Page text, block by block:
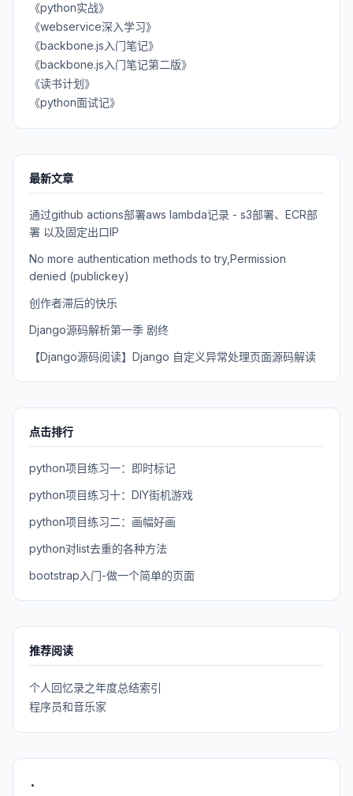
《python实战》
《webservice深入学习》
《backbone.js入门笔记》
《backbone.js入门笔记第二版》
《读书计划》
《python面试记》
最新文章
通过github actions部署aws lambda记录 - s3部署、ECR部
署 以及固定出口IP
No more authentication methods to try,Permission
denied (publickey)
创作者滞后的快乐
Django源码解析第一季 剧终
【Django源码阅读】Django 自定义异常处理页面源码解读
点击排行
python项目练习一：即时标记
python项目练习十：DIY街机游戏
python项目练习二：画幅好画
python对list去重的各种方法
bootstrap入门-做一个简单的页面
推荐阅读
个人回忆录之年度总结索引
程序员和音乐家
.